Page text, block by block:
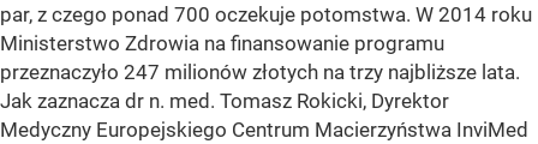
par, z czego ponad 700 oczekuje potomstwa. W 2014 roku
Ministerstwo Zdrowia na finansowanie programu
przeznaczyło 247 milionów złotych na trzy najbliższe lata.
Jak zaznacza dr n. med. Tomasz Rokicki, Dyrektor
Medyczny Europejskiego Centrum Macierzyństwa InviMed